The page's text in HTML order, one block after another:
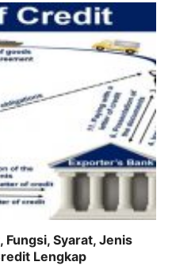
Syarat, Jenis
Lengkap